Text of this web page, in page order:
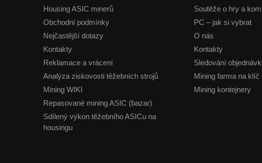
Housing ASIC minerů
Obchodní podmínky
Nejčastější dotazy
Kontakty
Reklamace a vrácení
Analýza ziskovosti těžebních strojů
Mining WIKI
Repasované mining ASIC (bazar)
Sdílený výkon těžebního ASICu na
housingu
Soutěže o hry a
PC – jak si vybrat
O nás
Kontakty
Sledování
Mining farma na klíč
Mining kontejnery